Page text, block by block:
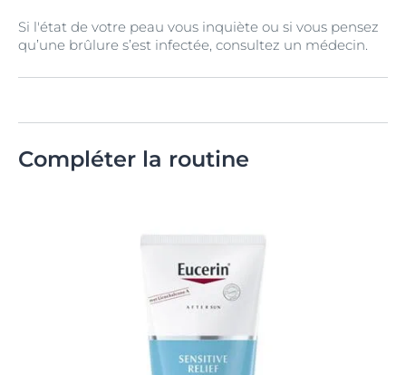
Si l'état de votre peau vous inquiète ou si vous pensez
qu’une brûlure s’est infectée, consultez un médecin.
Compléter la routine